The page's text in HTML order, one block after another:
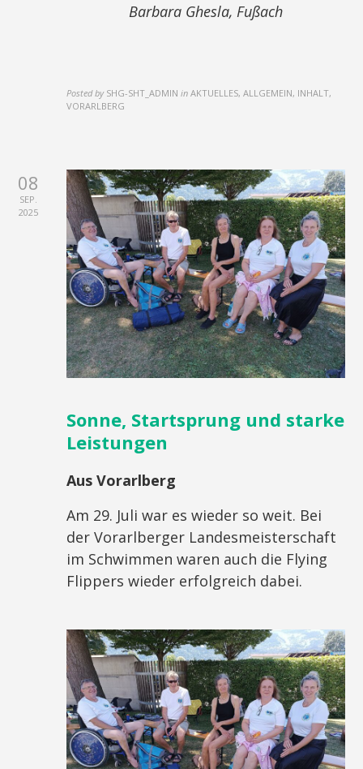
Barbara Ghesla, Fußach
Posted by SHG-SHT_ADMIN in AKTUELLES, ALLGEMEIN, INHALT,
VORARLBERG
08
SEP.
2025
Sonne, Startsprung und starke
Leistungen
Aus Vorarlberg
Am 29. Juli war es wieder so weit. Bei
der Vorarlberger Landesmeisterschaft
im Schwimmen waren auch die Flying
Flippers wieder erfolgreich dabei.